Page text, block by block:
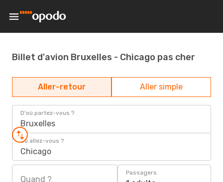
Billet d'avion Bruxelles - Chicago pas cher
Aller-retour Aller simple
D'où partez-vous ?
Bruxelles
Où allez-vous ?
Chicago
Quand ?
Passagers